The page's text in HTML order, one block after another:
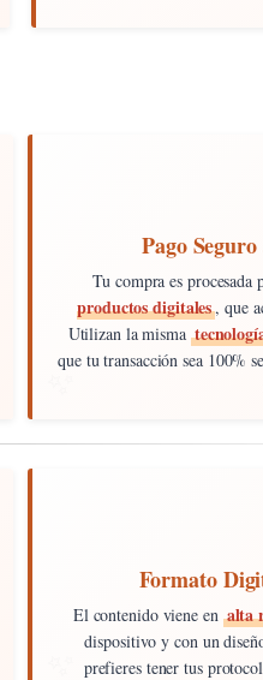
Pago
Tu compra es procesada
productos digitales, que
Utilizan la misma
que tu transacción sea 100%
Formato
El contenido viene en alta
dispositivo y con un
prefieres tener tus